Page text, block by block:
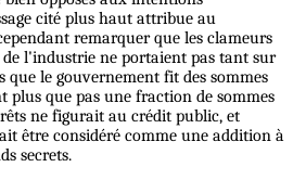
cité plus haut attribue au
remarquer que les clameurs
l'industrie ne portaient pas tant sur
que le gouvernement fit des sommes
plus que pas une fraction de sommes
ne figurait au crédit public, et
être considéré comme une addition à
secrets.